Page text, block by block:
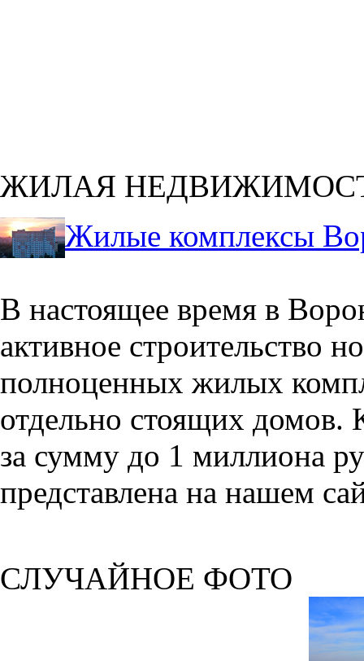
ЖИЛАЯ
Жилые комплексы
В настоящее время в
активное строительство
полноценных жилых
отдельно стоящих домов.
за сумму до 1 миллиона
представлена на нашем
СЛУЧАЙНОЕ ФОТО